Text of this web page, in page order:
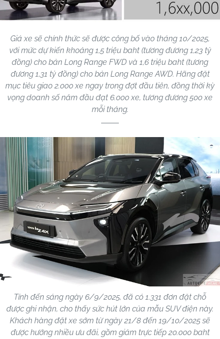
Giá xe sẽ chính thức sẽ được công bố vào tháng 10/2025,
với mức dự kiến khoảng 1,5 triệu baht (tương đương 1,23 tỷ
đồng) cho bản Long Range FWD và 1,6 triệu baht (tương
đương 1,31 tỷ đồng) cho bản Long Range AWD. Hãng đặt
mục tiêu giao 2.000 xe ngay trong đợt đầu tiên, đồng thời kỳ
vọng doanh số năm đầu đạt 6.000 xe, tương đương 500 xe
mỗi tháng.
Tính đến sáng ngày 6/9/2025, đã có 1.331 đơn đặt chỗ
được ghi nhận, cho thấy sức hút lớn của mẫu SUV điện này.
Khách hàng đặt xe sớm từ ngày 21/8 đến 19/10/2025 sẽ
được hưởng nhiều ưu đãi, gồm giảm trực tiếp 20.000 baht